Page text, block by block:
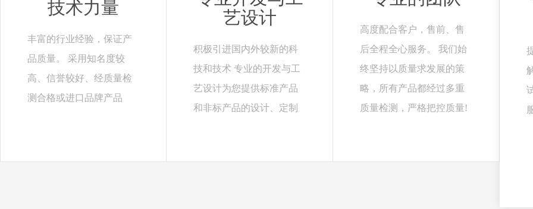
技术力量
丰富的行业经验，保证产
品质量。 采用知名度较
高、信誉较好、经质量检
测合格或进口品牌产品
艺设计
积极引进国内外较新的科
技和技术 专业的开发与工
艺设计为您提供标准产品
和非标产品的设计、定制
高度配合客户，售前、售
后全程全心服务。 我们始
终坚持以质量求发展的策
略，所有产品都经过多重
质量检测，严格把控质量!